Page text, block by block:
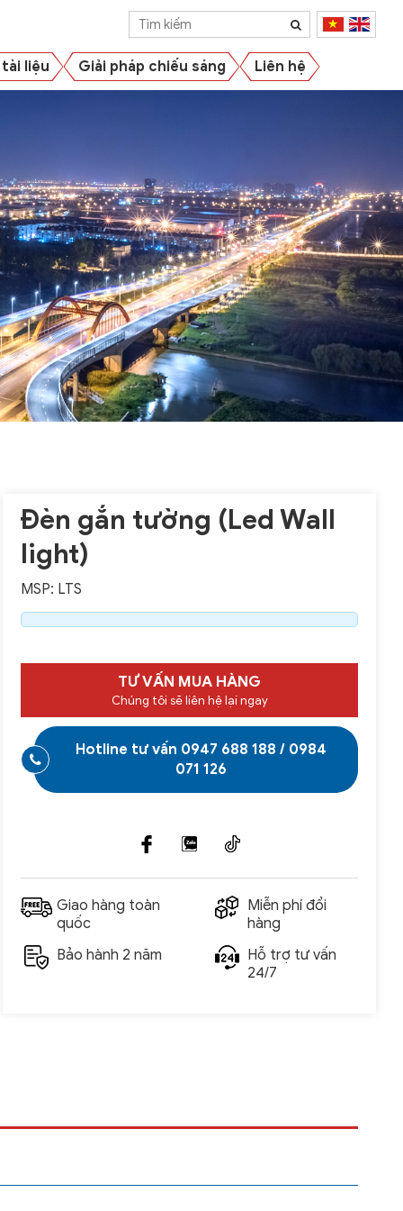
liệu Giải pháp chiếu sáng Liên hệ
Đèn gắn tường (Led Wall
light)
MSP: LTS
TƯ VẤN MUA HÀNG
Chúng tôi sẽ liên hệ lại ngay
Hotline tư vấn 0947 688 188 / 0984
071 126
Giao hàng toàn
quốc
Miễn phí đổi
hàng
Bảo hành 2 năm
Hỗ trợ tư vấn
24/7